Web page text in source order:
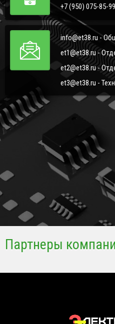
+7 (950) 075-85-
info@et38.ru -
et1@et38.ru -
et2@et38.ru -
et3@et38.ru -
Партнеры